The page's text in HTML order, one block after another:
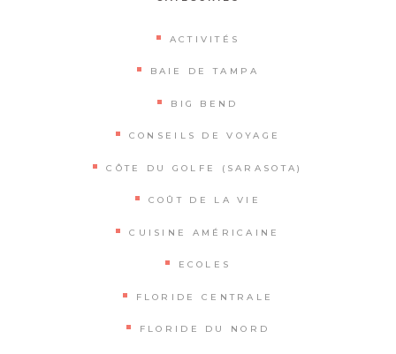
ACTIVITÉS
BAIE DE TAMPA
BIG BEND
CONSEILS DE VOYAGE
CÔTE DU GOLFE (SARASOTA)
COÛT DE LA VIE
CUISINE AMÉRICAINE
ECOLES
FLORIDE CENTRALE
FLORIDE DU NORD